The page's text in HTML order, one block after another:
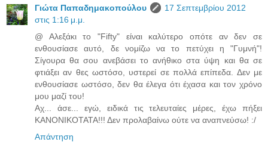
Γιώτα Παπαδημακοπούλου
17 Σεπτεμβρίου 2012
στις 1:16 μ.μ.
@ Αλεξάκι το "Fifty" είναι καλύτερο οπότε αν δεν σε
ενθουσίασε αυτό, δε νομίζω να το πετύχει η "Γυμνή"!
Σίγουρα θα σου ανεβάσει το ανήθικο στα ύψη και θα σε
φτιάξει αν θες ωστόσο, υστερεί σε πολλά επίπεδα. Δεν με
ενθουσίασε ωστόσο, δεν θα έλεγα ότι έχασα και τον χρόνο
μου μαζί του!
Αχ... άσε... εγώ, ειδικά τις τελευταίες μέρες, έχω πήξει
ΚΑΝΟΝΙΚΟΤΑΤΑ!!! Δεν προλαβαίνω ούτε να αναπνεύσω! :/
Απάντηση